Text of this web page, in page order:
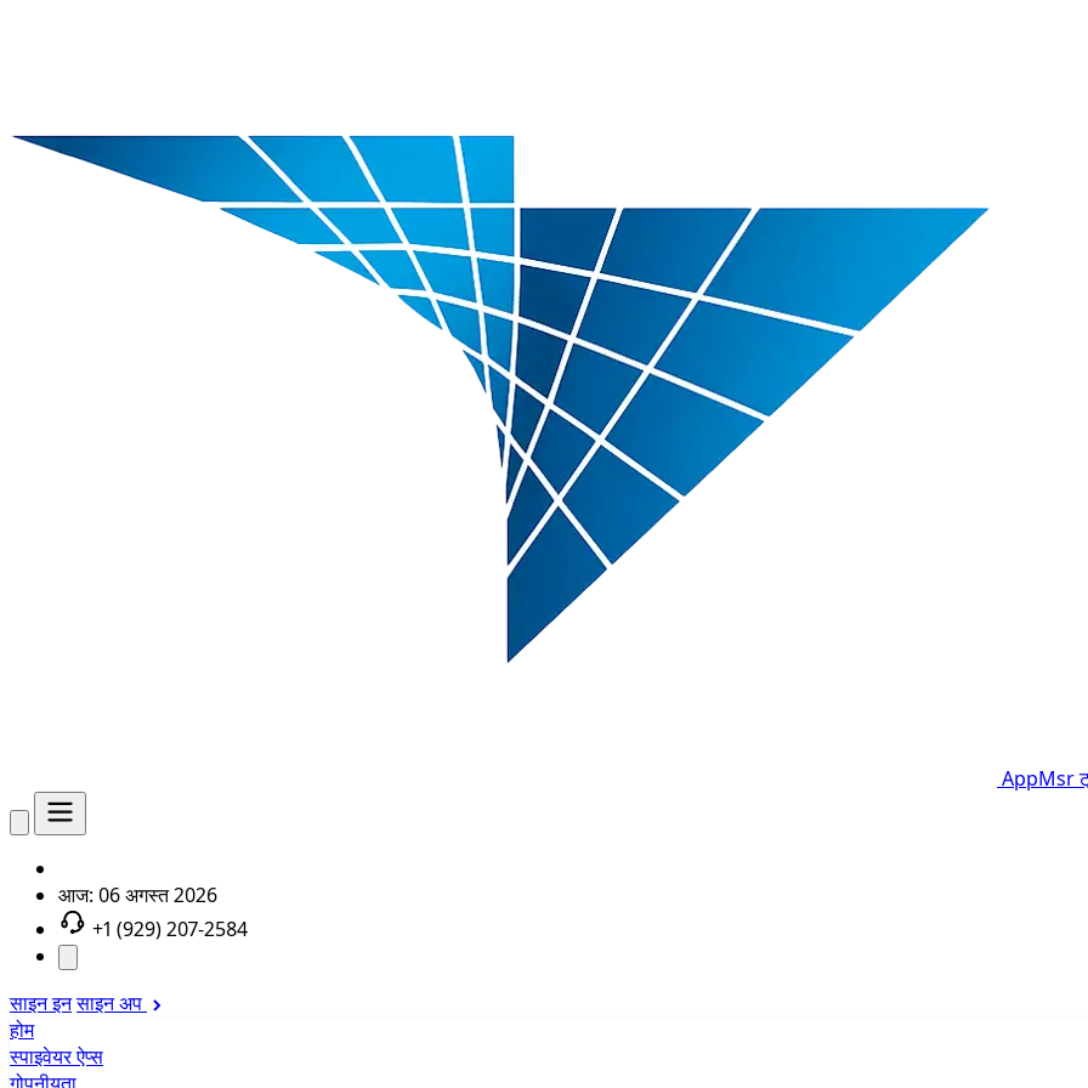
AppMsr
आज: 06 अगस्त 2026
+1 (929) 207-2584
साइन इनसाइन अप
होम
स्पाइवेयर ऐप्स